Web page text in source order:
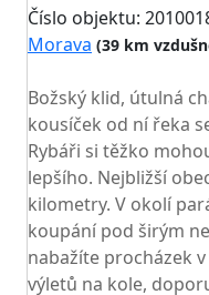
Číslo objektu:
Morava (39 km
Božský klid, útulná
kousíček od ní řeka
Rybáři si těžko
lepšího. Nejbližší
kilometry. V okolí
koupání pod širým
nabažíte procházek
výletů na kole,